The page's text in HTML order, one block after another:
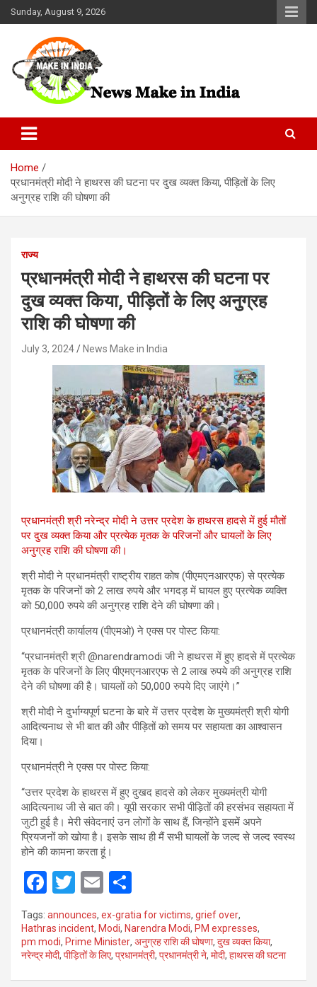
Skip
to
Sunday, August 9, 2026
News Make In india
Home
प्रधानमंत्री मोदी ने हाथरस की घटना पर दुख व्यक्त किया, पीड़ितों के लिए
अनुग्रह राशि की घोषणा की
राज्य
प्रधानमंत्री मोदी ने हाथरस की घटना पर
दुख व्यक्त किया, पीड़ितों के लिए अनुग्रह
राशि की घोषणा की
July 3, 2024 News Make in India
प्रधानमंत्री श्री नरेन्द्र मोदी ने उत्तर प्रदेश के हाथरस हादसे में हुई मौतों
पर दुख व्यक्त किया और प्रत्येक मृतक के परिजनों और घायलों के लिए
अनुग्रह राशि की घोषणा की।
श्री मोदी ने प्रधानमंत्री राष्ट्रीय राहत कोष (पीएमएनआरएफ) से प्रत्येक
मृतक के परिजनों को 2 लाख रुपये और भगदड़ में घायल हुए प्रत्‍येक व्‍यक्ति
को 50,000 रुपये की अनुग्रह राशि देने की घोषणा की।
प्रधानमंत्री कार्यालय (पीएमओ) ने एक्स पर पोस्ट किया:
“प्रधानमंत्री श्री @narendramodi जी ने हाथरस में हुए हादसे में प्रत्येक
मृतक के परिजनों के लिए पीएमएनआरएफ से 2 लाख रुपये की अनुग्रह राशि
देने की घोषणा की है। घायलों को 50,000 रुपये दिए जाएंगे।”
श्री मोदी ने दुर्भाग्यपूर्ण घटना के बारे में उत्तर प्रदेश के मुख्यमंत्री श्री योगी
आदित्यनाथ से भी बात की और पीड़ितों को समय पर सहायता का आश्वासन
दिया।
प्रधानमंत्री ने एक्स पर पोस्ट किया:
“उत्तर प्रदेश के हाथरस में हुए दुखद हादसे को लेकर मुख्यमंत्री योगी
आदित्यनाथ जी से बात की। यूपी सरकार सभी पीड़ितों की हरसंभव सहायता में
जुटी हुई है। मेरी संवेदनाएं उन लोगों के साथ हैं, जिन्होंने इसमें अपने
प्रियजनों को खोया है। इसके साथ ही मैं सभी घायलों के जल्द से जल्द स्वस्थ
होने की कामना करता हूं।
F
ce
b
o
T
tt
er
E
ail
h
ar
e
Tags: announces, ex-gratia for victims, grief over,
Hathras incident, Modi, Narendra Modi, PM expresses,
pm modi, Prime Minister, अनुग्रह राशि की घोषणा, दुख व्यक्त किया,
नरेन्द्र मोदी, पीड़ितों के लिए, प्रधानमंत्री, प्रधानमंत्री ने, मोदी, हाथरस की घटना